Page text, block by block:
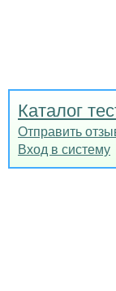
Каталог
Отправить
Вход в систему